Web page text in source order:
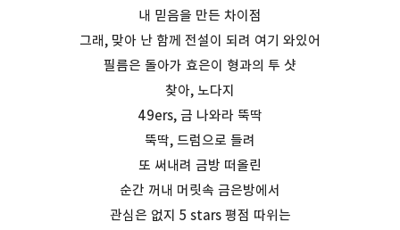
내 믿음을 만든 차이점
그래, 맞아 난 함께 전설이 되려 여기 와있어
필름은 돌아가 효은이 형과의 투 샷
찾아, 노다지
49ers, 금 나와라 뚝딱
뚝딱, 드럼으로 들려
또 써내려 금방 떠올린
순간 꺼내 머릿속 금은방에서
관심은 없지 5 stars 평점 따위는